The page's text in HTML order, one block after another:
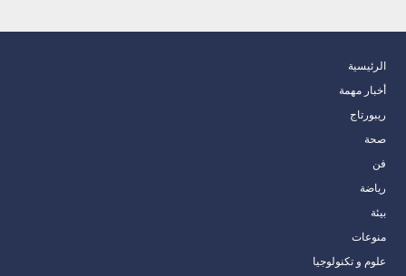
الرئيسية
أخبار مهمة
ريبورتاج
صحة
فن
رياضة
بيئة
منوعات
علوم و تكنولوجيا